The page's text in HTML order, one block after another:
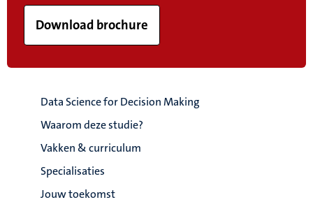
Download brochure
Data Science for Decision Making
Waarom deze studie?
Vakken & curriculum
Specialisaties
Jouw toekomst